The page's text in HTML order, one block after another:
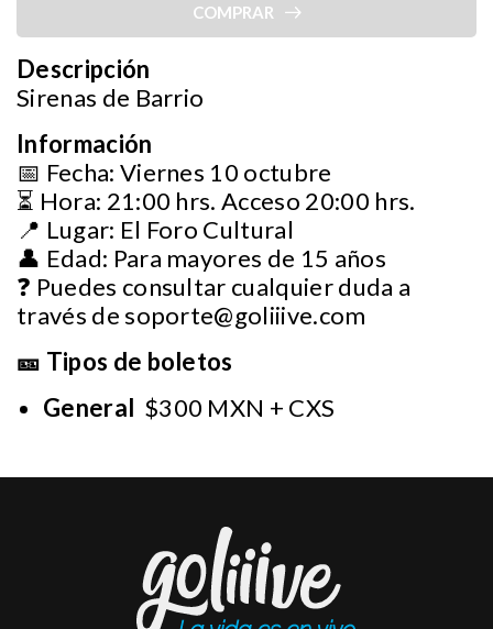
COMPRAR
Descripción
Sirenas de Barrio
Información
📅 Fecha: Viernes 10 octubre
⏳ Hora: 21:00 hrs. Acceso 20:00 hrs.
📍 Lugar: El Foro Cultural
👤 Edad: Para mayores de 15 años
❓ Puedes consultar cualquier duda a
través desoporte@goliiive.com
🎫 Tipos de boletos
General $300 MXN + CXS